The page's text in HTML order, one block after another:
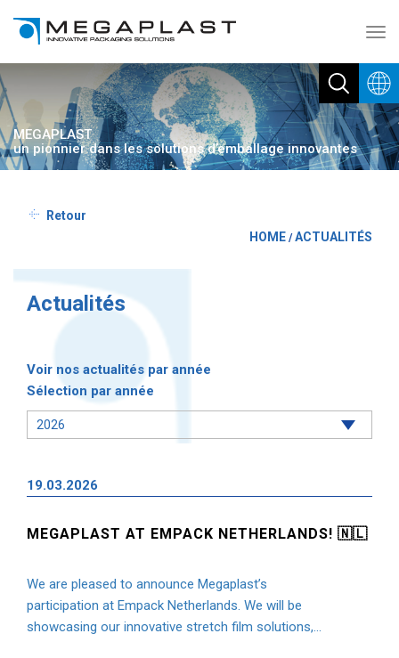
MEGAPLAST
un pionnier dans les solutions d’emballage innovantes
Retour
HOME /ACTUALITÉS
Actualités
Voir nos actualités par année
Sélection par année
19.03.2026
MEGAPLAST AT EMPACK NETHERLANDS! 🇳🇱
We are pleased to announce Megaplast’s
participation at Empack Netherlands. We will be
showcasing our innovative stretch film solutions,...